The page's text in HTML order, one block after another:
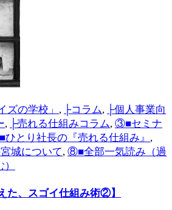
ズの学校」 , ├コラム, ├個人事業向
, ├売れる仕組みコラム, ③■セミナ
とり社長の『売れる仕組み』 ,
城について, ⑧■全部一気読み（過
た、スゴイ仕組み術②】